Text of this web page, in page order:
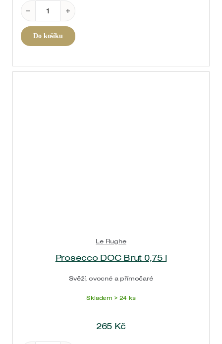
Solas Pinot Noir, Pays d'Oc 2024 0,75 l množství
Do košíku
Le Rughe
Prosecco DOC Brut 0,75 l
Svěží, ovocné a přímočaré
Skladem > 24 ks
265 Kč